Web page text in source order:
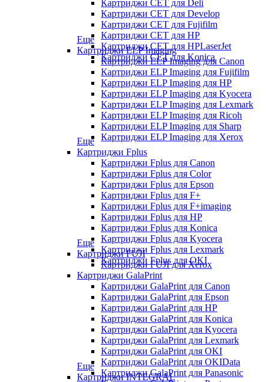
Картриджи CET для Deli
Картриджи CET для Develop
Картриджи CET для Fujifilm
Картриджи CET для HP
Картриджи CET для HPLaserJet
Картриджи CET для Konica
Еще
Картриджи ELP Imaging
Картриджи ELP Imaging для Canon
Картриджи ELP Imaging для Fujifilm
Картриджи ELP Imaging для HP
Картриджи ELP Imaging для Kyocera
Картриджи ELP Imaging для Lexmark
Картриджи ELP Imaging для Ricoh
Картриджи ELP Imaging для Sharp
Картриджи ELP Imaging для Xerox
Еще
Картриджи Fplus
Картриджи Fplus для Canon
Картриджи Fplus для Color
Картриджи Fplus для Epson
Картриджи Fplus для F+
Картриджи Fplus для F+imaging
Картриджи Fplus для HP
Картриджи Fplus для Konica
Картриджи Fplus для Kyocera
Картриджи Fplus для Lexmark
Картриджи Fplus для OKI
Еще
Картриджи FUJI
Картриджи FUJI для Xerox
Картриджи GalaPrint
Картриджи GalaPrint для Canon
Картриджи GalaPrint для Epson
Картриджи GalaPrint для HP
Картриджи GalaPrint для Konica
Картриджи GalaPrint для Kyocera
Картриджи GalaPrint для Lexmark
Картриджи GalaPrint для OKI
Картриджи GalaPrint для OKIData
Картриджи GalaPrint для Panasonic
Еще
Картриджи INTEGRAL